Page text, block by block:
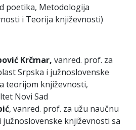
poetika, Metodologija
i Teorija književnosti)
Krčmar, vanred. prof. za
Srpska i južnoslovenske
teorijom književnosti,
Novi Sad
, vanred. prof. za užu naučnu
južnoslovenske književnosti sa